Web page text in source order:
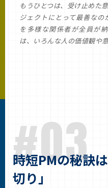
もうひとつは、受け止めた
ジェクトにとって最善な
を多様な関係者が全員が
は、いろんな人の価値観や
#03
時短PMの秘訣
切り」